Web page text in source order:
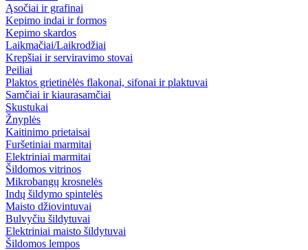
Ąsočiai ir grafinai
Kepimo indai ir formos
Kepimo skardos
Laikmačiai/Laikrodžiai
Krepšiai ir serviravimo stovai
Peiliai
Plaktos grietinėlės flakonai, sifonai ir plaktuvai
Samčiai ir kiaurasamčiai
Skustukai
Žnyplės
Kaitinimo prietaisai
Furšetiniai marmitai
Elektriniai marmitai
Šildomos vitrinos
Mikrobangų krosnelės
Indų šildymo spintelės
Maisto džiovintuvai
Bulvyčiu šildytuvai
Elektriniai maisto šildytuvai
Šildomos lempos